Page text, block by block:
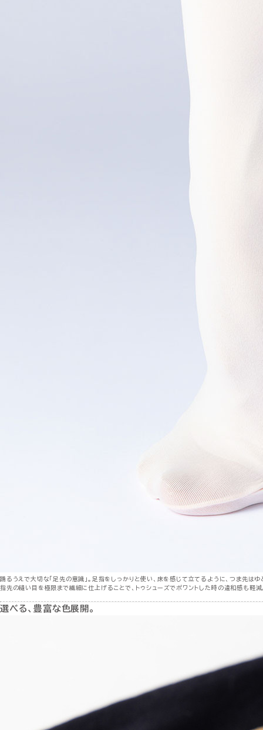
踊るうえで大切な「足先の意識」。足指をしっかりと使い、床を感じて立てるように、つま先は
指先の縫い目を極限まで繊細に仕上げることで、トゥシューズでポワントした時の違和感も軽
選べる、豊富な色展開。